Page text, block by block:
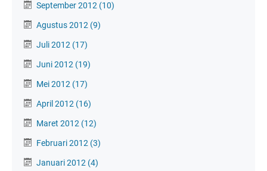
September 2012 (10)
Agustus 2012 (9)
Juli 2012 (17)
Juni 2012 (19)
Mei 2012 (17)
April 2012 (16)
Maret 2012 (12)
Februari 2012 (3)
Januari 2012 (4)